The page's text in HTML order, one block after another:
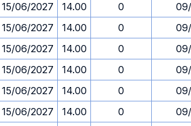
15/06/2027 14.00 0
15/06/2027 14.00 0
15/06/2027 14.00 0
15/06/2027 14.00 0
15/06/2027 14.00 0
15/06/2027 14.00 0